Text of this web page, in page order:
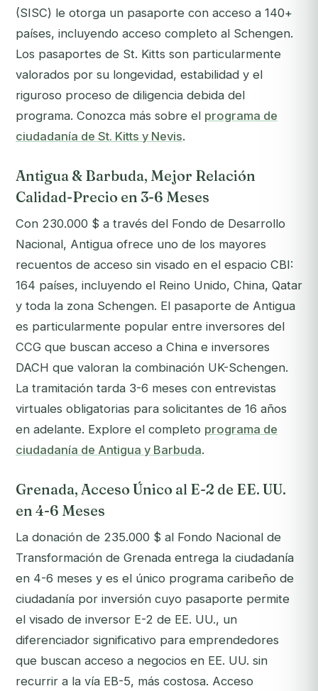
(SISC) le otorga un pasaporte con acceso a 140+
países, incluyendo acceso completo al Schengen.
Los pasaportes de St. Kitts son particularmente
valorados por su longevidad, estabilidad y el
riguroso proceso de diligencia debida del
programa. Conozca más sobre el programa de
ciudadanía de St. Kitts y Nevis.
Antigua & Barbuda, Mejor Relación
Calidad-Precio en 3-6 Meses
Con 230.000 $ a través del Fondo de Desarrollo
Nacional, Antigua ofrece uno de los mayores
recuentos de acceso sin visado en el espacio CBI:
164 países, incluyendo el Reino Unido, China, Qatar
y toda la zona Schengen. El pasaporte de Antigua
es particularmente popular entre inversores del
CCG que buscan acceso a China e inversores
DACH que valoran la combinación UK-Schengen.
La tramitación tarda 3-6 meses con entrevistas
virtuales obligatorias para solicitantes de 16 años
en adelante. Explore el completo programa de
ciudadanía de Antigua y Barbuda.
Grenada, Acceso Único al E-2 de EE. UU.
en 4-6 Meses
La donación de 235.000 $ al Fondo Nacional de
Transformación de Grenada entrega la ciudadanía
en 4-6 meses y es el único programa caribeño de
ciudadanía por inversión cuyo pasaporte permite
el visado de inversor E-2 de EE. UU., un
diferenciador significativo para emprendedores
que buscan acceso a negocios en EE. UU. sin
recurrir a la vía EB-5, más costosa. Acceso